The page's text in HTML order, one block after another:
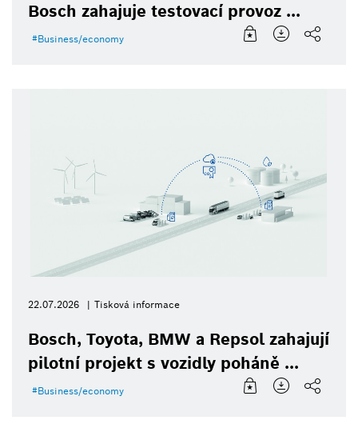
Bosch zahajuje testovací provoz ...
Business/economy
22.07.2026 Tisková informace
Bosch, Toyota, BMW a Repsol zahajují
pilotní projekt s vozidly poháně ...
Business/economy